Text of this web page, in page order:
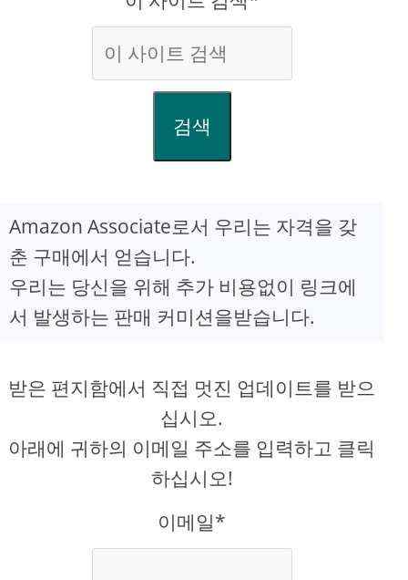
검색
Amazon Associate로서 우리는 자격을 갖
춘 구매에서 얻습니다.
우리는 당신을 위해 추가 비용없이 링크에
서 발생하는 판매 커미션을받습니다.
받은 편지함에서 직접 멋진 업데이트를 받으
십시오.
아래에 귀하의 이메일 주소를 입력하고 클릭
하십시오!
이메일*